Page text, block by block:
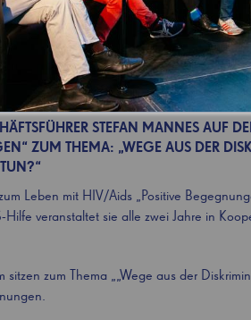
STEFAN MANNES AUF
ZUM THEMA: „WEGE AUS DER
Leben mit HIV/Aids „Positive
Hilfe veranstaltet sie alle zwei Jahre in
sitzen zum Thema „„Wege aus der